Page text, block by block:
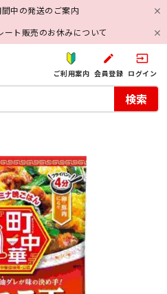
中の発送のご案内
ト販売のお休みについて
ご利用案内
create
会員登録
input
ログイン
検索